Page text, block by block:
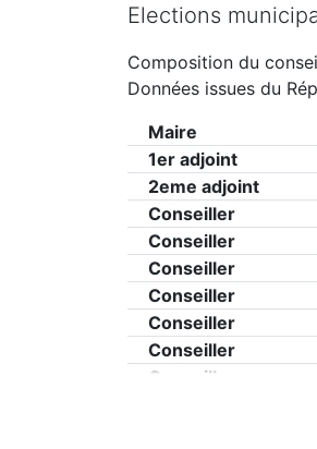
Elections
Composition du
Données issues du
Maire
1er adjoint
2eme adjoint
Conseiller
Conseiller
Conseiller
Conseiller
Conseiller
Conseiller
Conseiller